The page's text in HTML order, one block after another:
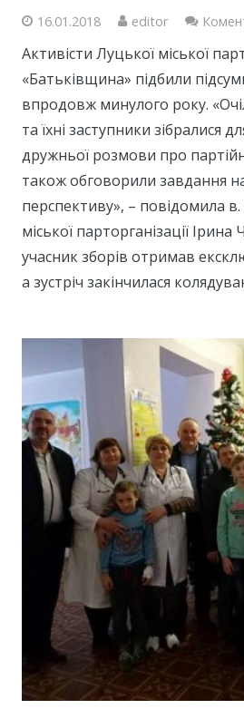
16.01.2018 editor
Активісти Луцької міської
«Батьківщина» підбили
впродовж минулого року.
та їхні заступники зібралися
дружньої розмови про
також обговорили завдання
перспективу», – повідомила
міської парторганізації
учасник зборів отримав
а зустріч закінчилася